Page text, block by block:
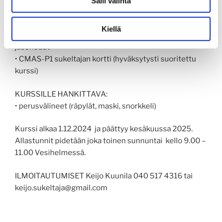
Kiellä
• Oppimateriaali (verkossa)
jäsenedut
• CMAS-P1 sukeltajan kortti (hyväksytysti suoritettu
kurssi)
KURSSILLE HANKITTAVA:
• perusvälineet (räpylät, maski, snorkkeli)
Kurssi alkaa 1.12.2024 ja päättyy kesäkuussa 2025.
Allastunnit pidetään joka toinen sunnuntai kello 9.00 –
11.00 Vesihelmessä.
ILMOITAUTUMISET Keijo Kuunila 040 517 4316 tai
keijo.sukeltaja@gmail.com